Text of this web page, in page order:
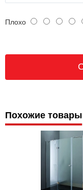
Плохо
Похожие товары